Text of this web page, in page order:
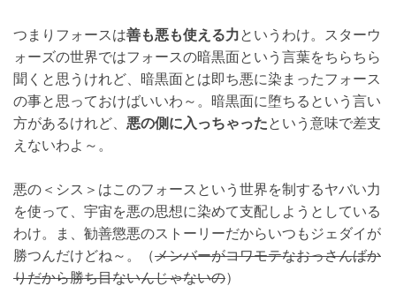
つまりフォースは善も悪も使える力というわけ。スターウ
ォーズの世界ではフォースの暗黒面という言葉をちらちら
聞くと思うけれど、暗黒面とは即ち悪に染まったフォース
の事と思っておけばいいわ～。暗黒面に堕ちるという言い
方があるけれど、 悪の側に入っちゃったという意味で差支
えないわよ～。
悪の＜シス＞はこのフォースという世界を制するヤバい力
を使って、宇宙を悪の思想に染めて支配しようとしている
わけ。ま、勧善懲悪のストーリーだからいつもジェダイが
勝つんだけどね～。（メンバーがコワモテなおっさんばか
りだから勝ち目ないんじゃないの）